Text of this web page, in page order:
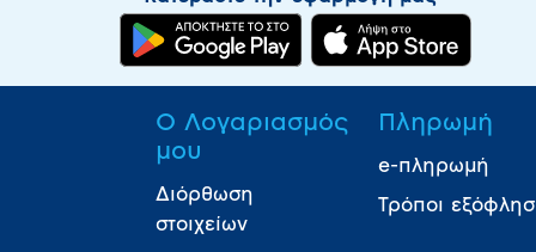
Ο Λογαριασμός
μου
Διόρθωση
στοιχείων
Πληρωμή
e-πληρωμή
Τρόποι